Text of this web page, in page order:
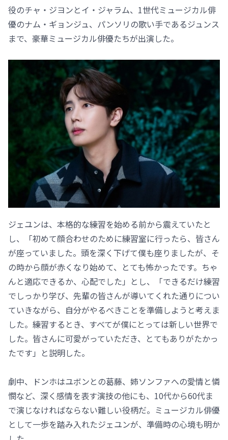
役のチャ・ジヨンとイ・ジャラム、1世代ミュージカル俳
優のナム・ギョンジュ、パンソリの歌い手であるジュンス
まで、豪華ミュージカル俳優たちが出演した。
ジェユンは、本格的な練習を始める前から震えていたと
し、「初めて顔合わせのために練習室に行ったら、皆さん
が座っていました。頭を深く下げて僕も座りましたが、そ
の時から顔が赤くなり始めて、とても怖かったです。ちゃ
んと適応できるか、心配でした」とし、「できるだけ練習
でしっかり学び、先輩の皆さんが導いてくれた通りについ
ていきながら、自分がやるべきことを準備しようと考えま
した。練習するとき、すべてが僕にとっては新しい世界で
した。皆さんに可愛がっていただき、とてもありがたかっ
たです」と説明した。
劇中、ドンホはユボンとの葛藤、姉ソンファへの愛情と憐
憫など、深く感情を表す演技の他にも、10代から60代ま
で演じなければならない難しい役柄だ。ミュージカル俳優
として一歩を踏み入れたジェユンが、準備時の心境も明か